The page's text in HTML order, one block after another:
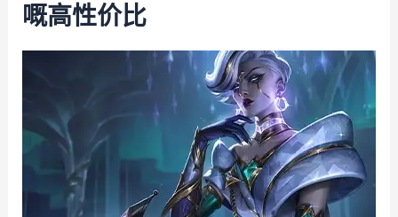
嘅高性价比